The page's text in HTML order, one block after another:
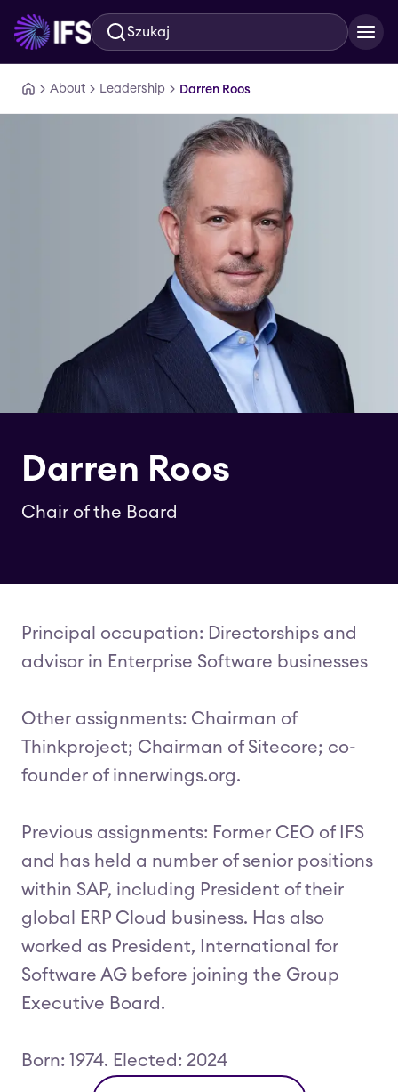
Przejdź do głównej treści
Szukaj
About Leadership Darren Roos
Darren Roos
Chair of the Board
Principal occupation: Directorships and
advisor in Enterprise Software businesses
Other assignments: Chairman of
Thinkproject; Chairman of Sitecore; co-
founder of innerwings.org.
Previous assignments: Former CEO of IFS
and has held a number of senior positions
within SAP, including President of their
global ERP Cloud business. Has also
worked as President, International for
Software AG before joining the Group
Executive Board.
Born: 1974. Elected: 2024